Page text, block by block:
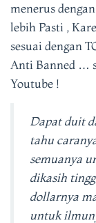
menerus
lebih Pasti ,
sesuai dengan
Anti Banned …
Youtube !
Dapat duit
tahu
semuanya
dikasih
dollarnya
untuk